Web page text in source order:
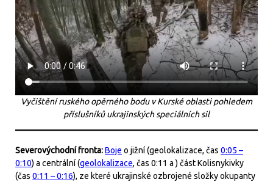
Vyčištění ruského opěrného bodu v Kurské oblasti pohledem
příslušníků ukrajinských speciálních sil
Severovýchodní fronta:Boje o jižní (geolokalizace, čas 0:05 –
0:10) a centrální (geolokalizace, čas 0:11 a ) část Kolisnykivky
(čas 0:11 – 0:16), ze které ukrajinské ozbrojené složky okupanty